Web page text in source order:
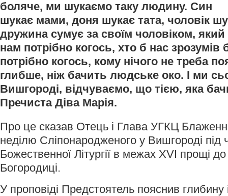
боляче, ми шукаємо таку людину. Син
шукає мами, доня шукає тата, чоловік
дружина сумує за своїм чоловіком, який
нам потрібно когось, хто б нас зрозумів
потрібно когось, кому нічого не треба
глибше, ніж бачить людське око. І ми
Вишгороді, відчуваємо, що тією, яка
Пречиста Діва Марія.
Про це сказав Отець і Глава УГКЦ
неділю Сліпонародженого у Вишгороді під
Божественної Літургії в межах XVI прощі
Богородиці.
У проповіді Предстоятель пояснив глибину